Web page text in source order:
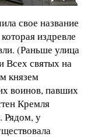
свое название
издревле
(Раньше улица
Всех святых на
князем
воинов, павших
Кремля
Рядом, у